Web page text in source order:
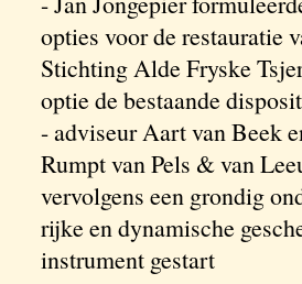
opties voor de restauratie
Stichting Alde Fryske
optie de bestaande
- adviseur Aart van Beek
Rumpt van Pels & van
vervolgens een grondig
rijke en dynamische
instrument gestart